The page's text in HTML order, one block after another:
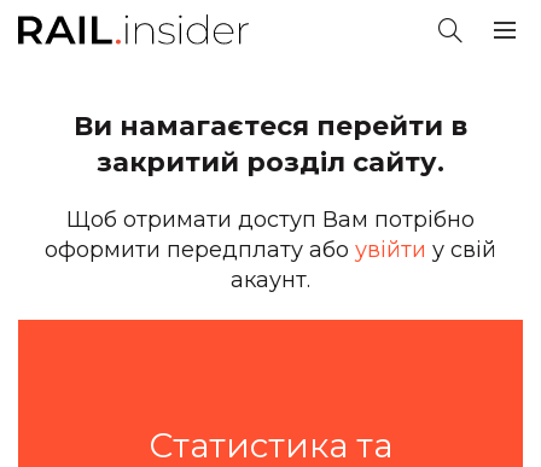
Ви намагаєтеся перейти в
закритий розділ сайту.
Щоб отримати доступ Вам потрібно
оформити передплату або увійти у свій
акаунт.
Статистика та